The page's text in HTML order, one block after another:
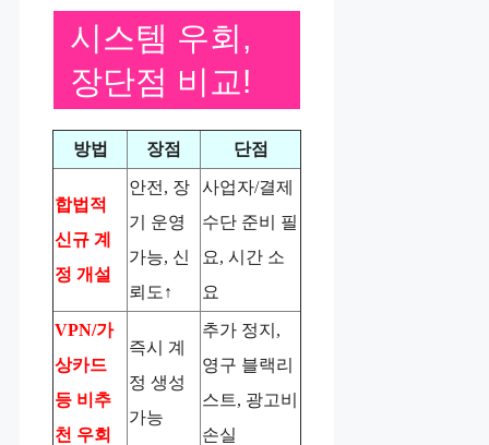
시스템 우회,
장단점 비교!
방법 장점 단점
합법적
신규 계
정 개설
안전, 장
기 운영
가능, 신
뢰도↑
사업자/결제
수단 준비 필
요, 시간 소
요
VPN/가
상카드
등 비추
천 우회
즉시 계
정 생성
가능
추가 정지,
영구 블랙리
스트, 광고비
손실